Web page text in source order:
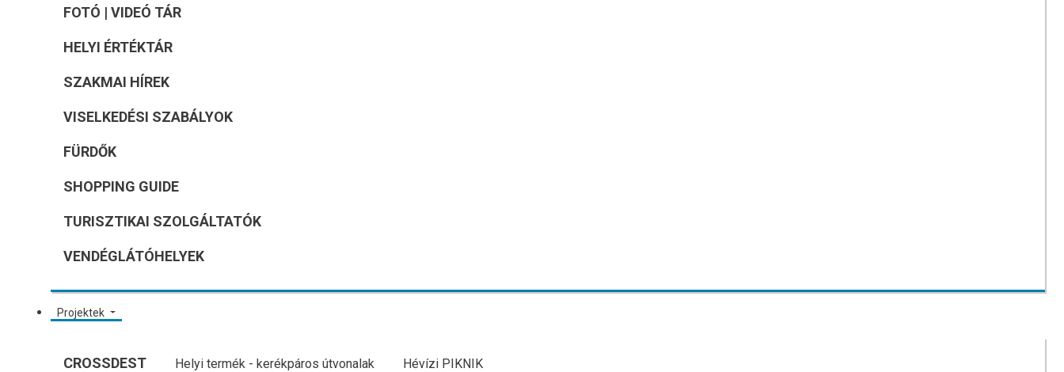
FOTÓ | VIDEÓ TÁR
HELYI ÉRTÉKTÁR
SZAKMAI HÍREK
VISELKEDÉSI SZABÁLYOK
FÜRDŐK
SHOPPING GUIDE
TURISZTIKAI SZOLGÁLTATÓK
VENDÉGLÁTÓHELYEK
Projektek
CROSSDEST Helyi termék - kerékpáros útvonalak Hévízi PIKNIK